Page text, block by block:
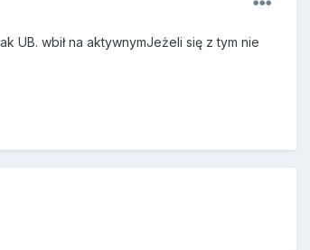
UB. wbił na aktywnymJeżeli się z tym nie